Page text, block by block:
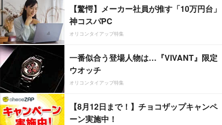
【驚愕】メーカー社員が推す「10万円台」
神コスパPC
オリコンタイアップ特集
一番似合う登場人物は…『VIVANT』限定
ウオッチ
オリコンタイアップ特集
【8月12日まで！】チョコザップキャンペ
ーン実施中！